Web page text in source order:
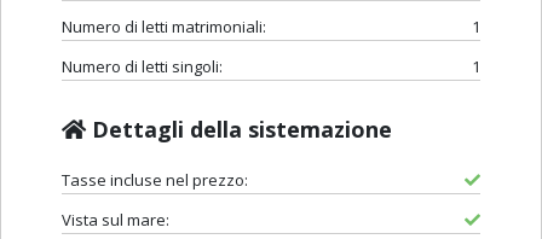
Numero di letti matrimoniali:
1
Numero di letti singoli:
1
Dettagli della sistemazione
Tasse incluse nel prezzo:
Vista sul mare: